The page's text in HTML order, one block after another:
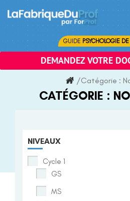
content
GUIDE PSYCHOLOGIE
DEMANDEZ VOTRE
/Catégorie :
CATÉGORIE :
NIVEAUX
Cycle 1
GS
MS